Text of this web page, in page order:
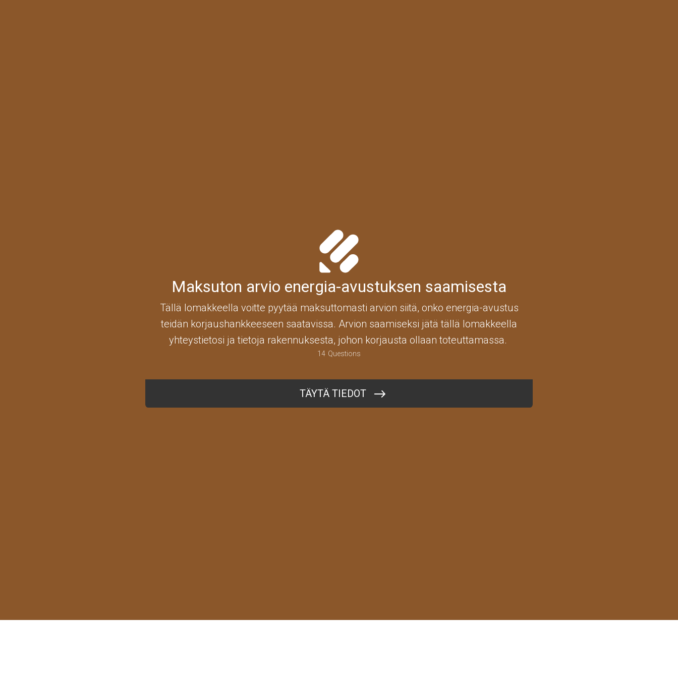
Maksuton arvio energia-avustuksen saamisesta
Tällä lomakkeella voitte pyytää maksuttomasti arvion siitä, onko energia-avustus
teidän korjaushankkeeseen saatavissa. Arvion saamiseksi jätä tällä lomakkeella
yhteystietosi ja tietoja rakennuksesta, johon korjausta ollaan toteuttamassa.
14 Questions
TÄYTÄ TIEDOT